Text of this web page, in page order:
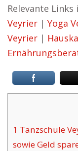
Relevante Links
Veyrier | Yoga
Veyrier |
1 Tanzschule
sowie Geld